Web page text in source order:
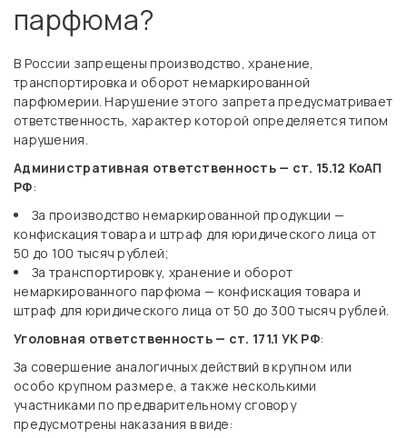
парфюма?
В России запрещены производство, хранение,
транспортировка и оборот немаркированной
парфюмерии. Нарушение этого запрета предусматривает
ответственность, характер которой определяется типом
нарушения.
Административная ответственность — ст. 15.12 КоАП
РФ:
За производство немаркированной продукции —
конфискация товара и штраф для юридического лица от
50 до 100 тысяч рублей;
За транспортировку, хранение и оборот
немаркированного парфюма — конфискация товара и
штраф для юридического лица от 50 до 300 тысяч рублей.
Уголовная ответственность — ст. 171.1 УК РФ:
За совершение аналогичных действий в крупном или
особо крупном размере, а также несколькими
участниками по предварительному сговору
предусмотрены наказания в виде: